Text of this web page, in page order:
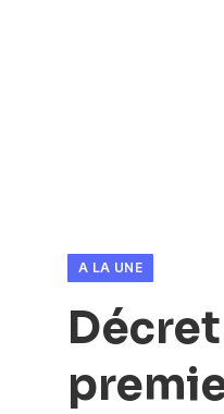
A LA UNE